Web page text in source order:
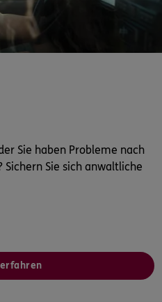
Sie haben Probleme nach
Sie sich anwaltliche